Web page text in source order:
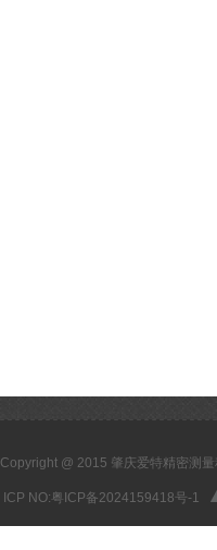
Copyright @ 2015 肇庆爱特精密测量
ICP NO:粤ICP备2024159418号-1